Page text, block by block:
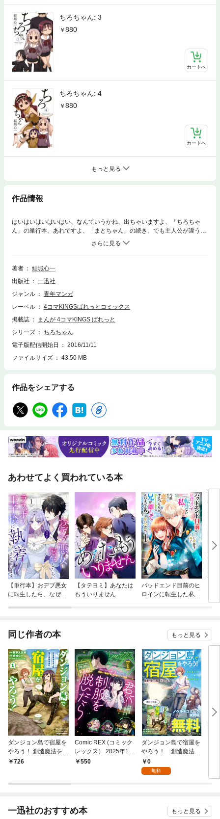
ちろちゃん: 3
880
カートへ
ちろちゃん: 4
880
カートへ
もっと見る
作品情報
はいはいはいはいはい、なんていうかね、出ちゃいますよ、「ちろちゃ
ん」の単行本。あれですよ、「まとちゃん」の続き。でも主人公が違うん
ですよ。びっくりしちゃうね。だからタイトルが違うんですかね、どうで
すかね。まあ、毎度のごとく小学生の女子がね、いろいろするマンガなん
ですがね。そういう言い方すると昨今話題の何かっぽくていいでしょ。ヒ
ット作の予感？っていうか。とりあえず、厄払いのつもりで買うといいと
著者
結城心一
出版社
一迅社
ジャンル
青年マンガ
レーベル
4コマKINGSぱれっとコミックス
掲載誌
まんが 4コマKINGS ぱれっと
シリーズ
ちろちゃん
電子版配信開始日
2016/11/11
ファイルサイズ
43.50 MB
作品をシェアする
あわせてよく買われている本
【単行本】おデブ悪女
に転生したら、なぜか
【タテヨミ】あなたは
もういりません
バッドエンド目前のヒ
ロインに転生した私、
同じ作者の本 もっと見る
ダンジョン島で宿屋を
やろう！ 創造魔法を貰
った俺の細腕繁盛記: 1
726
Comic REX (コミック
レックス） 2025年1月
号[雑誌]
550
ダンジョン島で宿屋を
やろう！ 創造魔法を
貰った俺の細腕繁盛
記 ノベル&コミック
0
無料
一迅社のおすすめ本 もっと見る